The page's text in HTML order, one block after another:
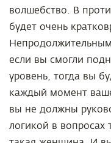
волшебство. В
будет очень
если вы смогли
уровень, тогда вы
каждый момент
вы не должны
логикой в вопросах